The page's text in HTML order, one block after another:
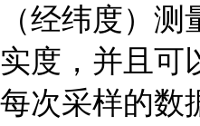
（经纬度）
实度，并且可
每次采样的数